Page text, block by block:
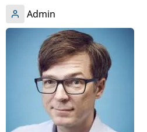
Admin
Bild